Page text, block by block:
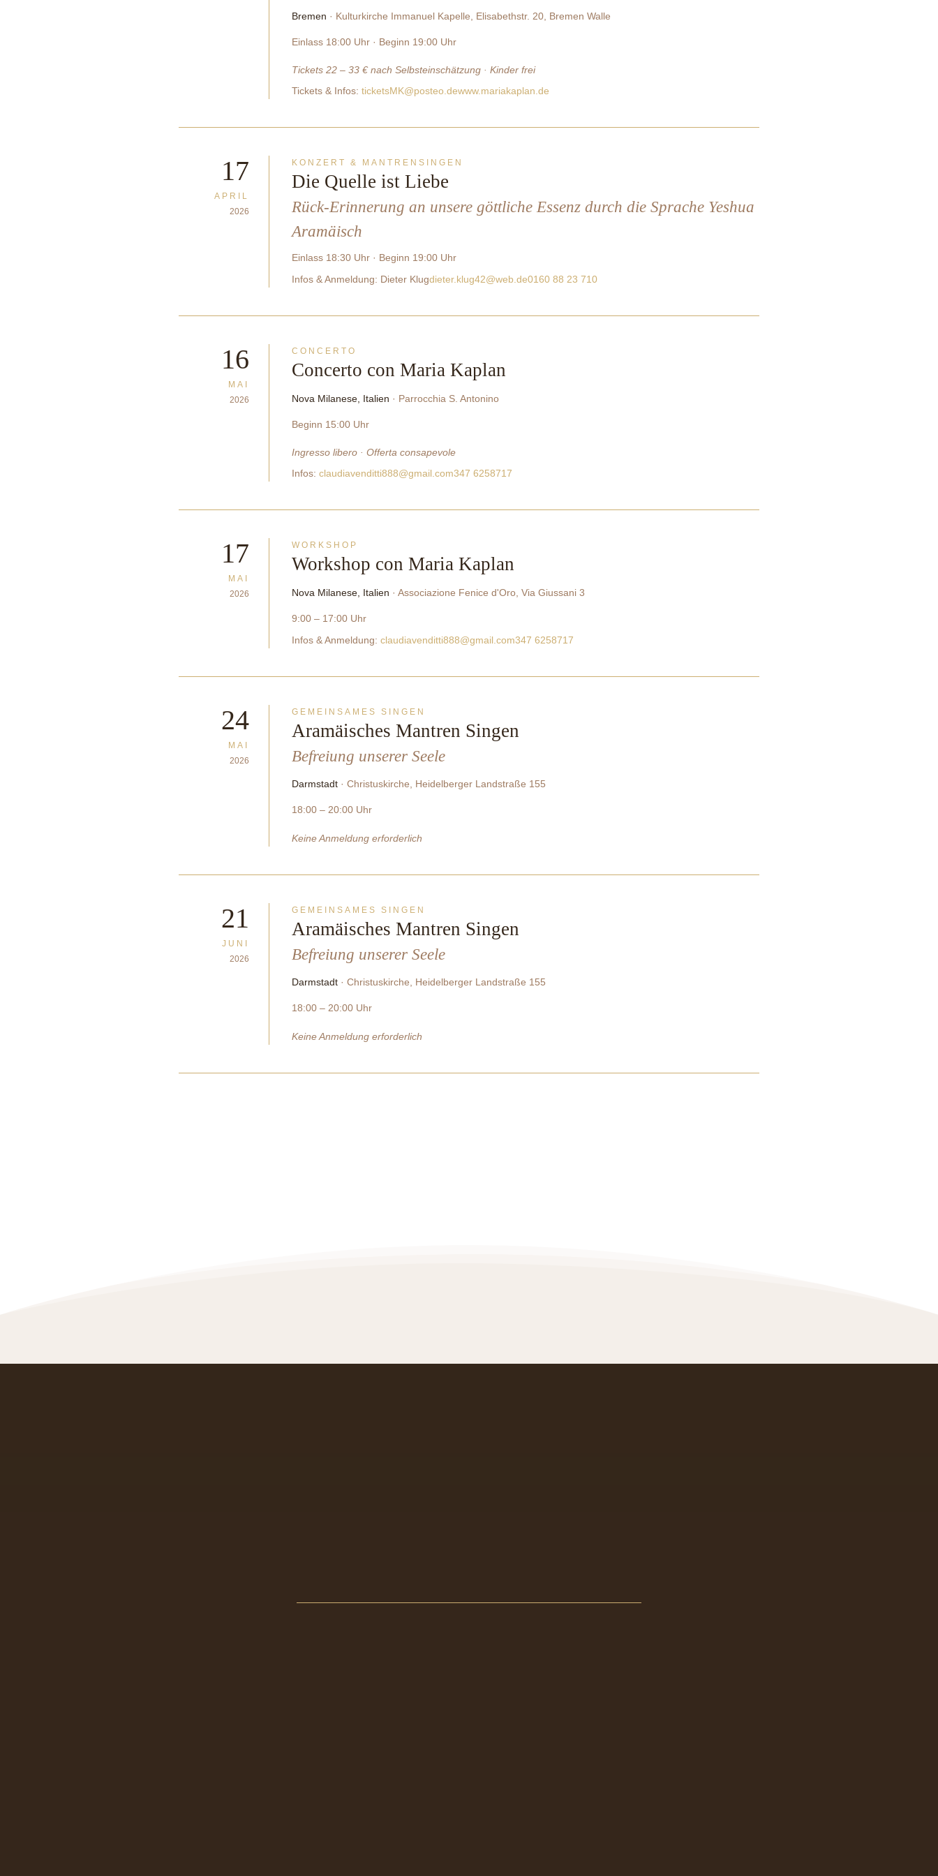
Bremen · Kulturkirche Immanuel Kapelle, Elisabethstr. 20, Bremen Walle
Einlass 18:00 Uhr · Beginn 19:00 Uhr
Tickets 22 – 33 € nach Selbsteinschätzung · Kinder frei
Tickets & Infos: ticketsMK@posteo.dewww.mariakaplan.de
17
APRIL
2026
KONZERT & MANTRENSINGEN
Die Quelle ist Liebe
Rück-Erinnerung an unsere göttliche Essenz durch die Sprache Yeshua
Aramäisch
Einlass 18:30 Uhr · Beginn 19:00 Uhr
Infos & Anmeldung: Dieter Klugdieter.klug42@web.de0160 88 23 710
16
MAI
2026
CONCERTO
Concerto con Maria Kaplan
Nova Milanese, Italien · Parrocchia S. Antonino
Beginn 15:00 Uhr
Ingresso libero · Offerta consapevole
Infos: claudiavenditti888@gmail.com347 6258717
17
MAI
2026
WORKSHOP
Workshop con Maria Kaplan
Nova Milanese, Italien · Associazione Fenice d'Oro, Via Giussani 3
9:00 – 17:00 Uhr
Infos & Anmeldung: claudiavenditti888@gmail.com347 6258717
24
MAI
2026
GEMEINSAMES SINGEN
Aramäisches Mantren Singen
Befreiung unserer Seele
Darmstadt · Christuskirche, Heidelberger Landstraße 155
18:00 – 20:00 Uhr
Keine Anmeldung erforderlich
21
JUNI
2026
GEMEINSAMES SINGEN
Aramäisches Mantren Singen
Befreiung unserer Seele
Darmstadt · Christuskirche, Heidelberger Landstraße 155
18:00 – 20:00 Uhr
Keine Anmeldung erforderlich